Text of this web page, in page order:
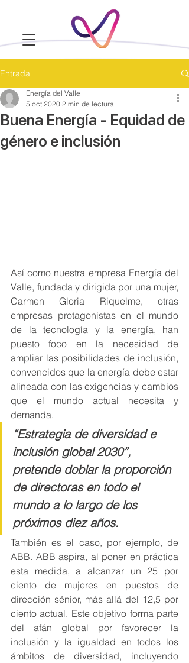
Entrada
Buena Energía - Equidad de
género e inclusión
Energía del Valle
5 oct 2020 2 min de lectura
Así como nuestra empresa Energía del
Valle, fundada y dirigida por una mujer,
Carmen Gloria Riquelme, otras
empresas protagonistas en el mundo
de la tecnología y la energía, han
puesto foco en la necesidad de
ampliar las posibilidades de inclusión,
convencidos que la energía debe estar
alineada con las exigencias y cambios
que el mundo actual necesita y
demanda.
“Estrategia de diversidad e
inclusión global 2030”,
pretende doblar la proporción
de directoras en todo el
mundo a lo largo de los
próximos diez años.
También es el caso, por ejemplo, de
ABB. ABB aspira, al poner en práctica
esta medida, a alcanzar un 25 por
ciento de mujeres en puestos de
dirección sénior, más allá del 12,5 por
ciento actual. Este objetivo forma parte
del afán global por favorecer la
inclusión y la igualdad en todos los
ámbitos de diversidad, incluyendo